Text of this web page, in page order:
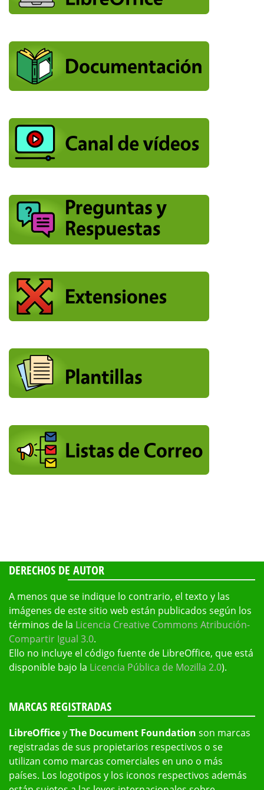
DERECHOS DE AUTOR
A menos que se indique lo contrario, el texto y las
imágenes de este sitio web están publicados según los
términos de la Licencia Creative Commons Atribución-
Compartir Igual 3.0.
Ello no incluye el código fuente de LibreOffice, que está
disponible bajo la Licencia Pública de Mozilla 2.0).
MARCAS REGISTRADAS
LibreOfficeyThe Document Foundation son marcas
registradas de sus propietarios respectivos o se
utilizan como marcas comerciales en uno o más
países. Los logotipos y los iconos respectivos además